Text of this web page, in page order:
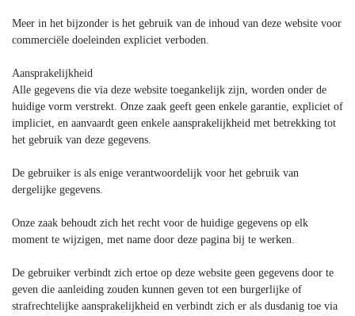
Meer in het bijzonder is het gebruik van de inhoud van deze website voor
commerciële doeleinden expliciet verboden.
Aansprakelijkheid
Alle gegevens die via deze website toegankelijk zijn, worden onder de
huidige vorm verstrekt. Onze zaak geeft geen enkele garantie, expliciet of
impliciet, en aanvaardt geen enkele aansprakelijkheid met betrekking tot
het gebruik van deze gegevens.
De gebruiker is als enige verantwoordelijk voor het gebruik van
dergelijke gegevens.
Onze zaak behoudt zich het recht voor de huidige gegevens op elk
moment te wijzigen, met name door deze pagina bij te werken.
De gebruiker verbindt zich ertoe op deze website geen gegevens door te
geven die aanleiding zouden kunnen geven tot een burgerlijke of
strafrechtelijke aansprakelijkheid en verbindt zich er als dusdanig toe via